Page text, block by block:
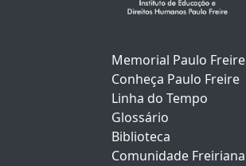
Memorial Paulo Freire
Conheça Paulo Freire
Linha do Tempo
Glossário
Biblioteca
Comunidade Freiriana